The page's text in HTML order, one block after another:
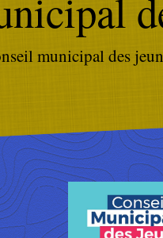
municipal des